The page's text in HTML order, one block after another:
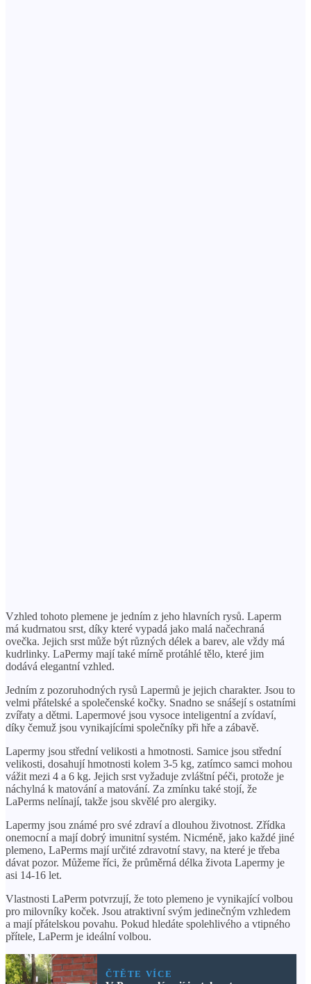
Vzhled tohoto plemene je jedním z jeho hlavních rysů. Laperm
má kudrnatou srst, díky které vypadá jako malá načechraná
ovečka. Jejich srst může být různých délek a barev, ale vždy má
kudrlinky. LaPermy mají také mírně protáhlé tělo, které jim
dodává elegantní vzhled.
Jedním z pozoruhodných rysů Lapermů je jejich charakter. Jsou to
velmi přátelské a společenské kočky. Snadno se snášejí s ostatními
zvířaty a dětmi. Lapermové jsou vysoce inteligentní a zvídaví,
díky čemuž jsou vynikajícími společníky při hře a zábavě.
Lapermy jsou střední velikosti a hmotnosti. Samice jsou střední
velikosti, dosahují hmotnosti kolem 3-5 kg, zatímco samci mohou
vážit mezi 4 a 6 kg. Jejich srst vyžaduje zvláštní péči, protože je
náchylná k matování a matování. Za zmínku také stojí, že
LaPerms nelínají, takže jsou skvělé pro alergiky.
Lapermy jsou známé pro své zdraví a dlouhou životnost. Zřídka
onemocní a mají dobrý imunitní systém. Nicméně, jako každé jiné
plemeno, LaPerms mají určité zdravotní stavy, na které je třeba
dávat pozor. Můžeme říci, že průměrná délka života Lapermy je
asi 14-16 let.
Vlastnosti LaPerm potvrzují, že toto plemeno je vynikající volbou
pro milovníky koček. Jsou atraktivní svým jedinečným vzhledem
a mají přátelskou povahu. Pokud hledáte spolehlivého a vtipného
přítele, LaPerm je ideální volbou.
ČTĚTE VÍCE